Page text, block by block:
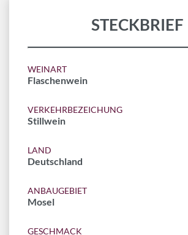
STECKBRIEF
WEINART
Flaschenwein
VERKEHRBEZEICHUNG
Stillwein
LAND
Deutschland
ANBAUGEBIET
Mosel
GESCHMACK